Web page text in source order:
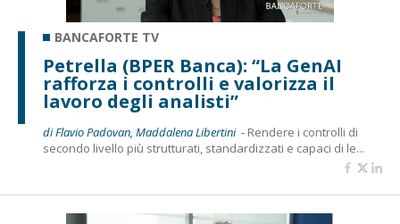
BANCAFORTE TV
Petrella (BPER Banca): “La GenAI
rafforza i controlli e valorizza il
lavoro degli analisti”
di Flavio Padovan, Maddalena Libertini - Rendere i controlli di
secondo livello più strutturati, standardizzati e capaci di le...